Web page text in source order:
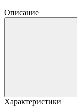
Описание
Характеристики